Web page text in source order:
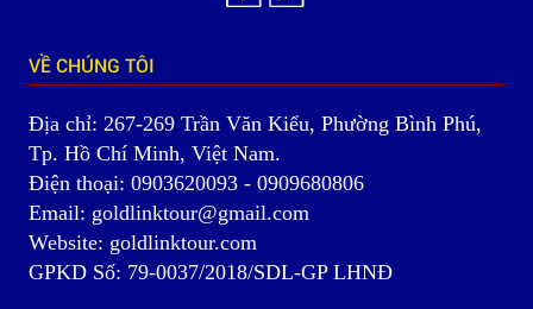
VỀ CHÚNG TÔI
Địa chỉ: 267-269 Trần Văn Kiểu, Phường Bình Phú,
Tp. Hồ Chí Minh, Việt Nam.
Điện thoại: 0903620093 - 0909680806
Email: goldlinktour@gmail.com
Website: goldlinktour.com
GPKD Số: 79-0037/2018/SDL-GP LHNĐ